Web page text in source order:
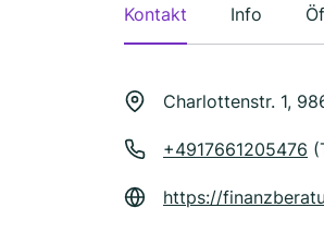
Kontakt Info
Charlottenstr. 1,
+4917661205476
https://